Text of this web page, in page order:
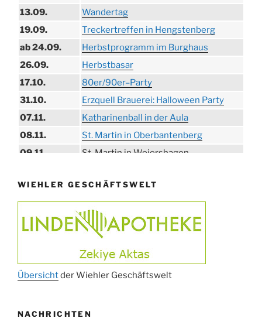
13.09.
Wandertag
19.09.
Treckertreffen in Hengstenberg
ab 24.09.
Herbstprogramm im Burghaus
26.09.
Herbstbasar
17.10.
80er/90er–Party
31.10.
Erzquell Brauerei: Halloween Party
07.11.
Katharinenball in der Aula
08.11.
St. Martin in Oberbantenberg
09.11.
St. Martin in Weiershagen
11.11.
„DÜX“ im Burghaus
14.11.
Proklamation der Tollitäten
15.11.
Konzert Bielsteiner Männerchor
Volkstrauertag am Ehrenmal
27.11.
Anknipsfest an der Oberbantenberger
Kirche
WIEHLER GESCHÄFTSWELT
Übersichtder Wiehler Geschäftswelt
NACHRICHTEN